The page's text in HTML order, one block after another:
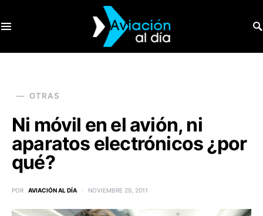
OTRAS
Ni móvil en el avión, ni
aparatos electrónicos ¿por
qué?
POR AVIACIÓN AL DÍA NOVIEMBRE 29, 2011